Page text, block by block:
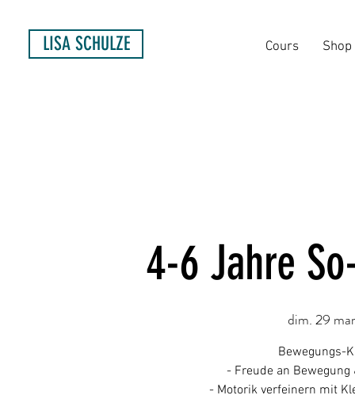
Cours Shop
LISA SCHULZE
4-6 Jahre
dim. 29
Bewegungs-
- Freude an
- Motorik verfeinern mit